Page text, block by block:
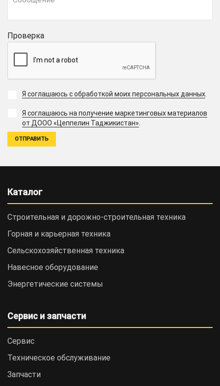
Проверка
Я соглашаюсь с обработкой моих персональных данных.
Я соглашаюсь на получение маркетинговых материалов
от ДООО «Цеппелин Таджикистан».
Каталог
Строительная и дорожно-cтроительная техника
Горная и карьерная техника
Сельскохозяйственная техника
Навесное оборудование
Энергетические системы
Сервис и запчасти
Сервис
Техническое обслуживание
Запчасти